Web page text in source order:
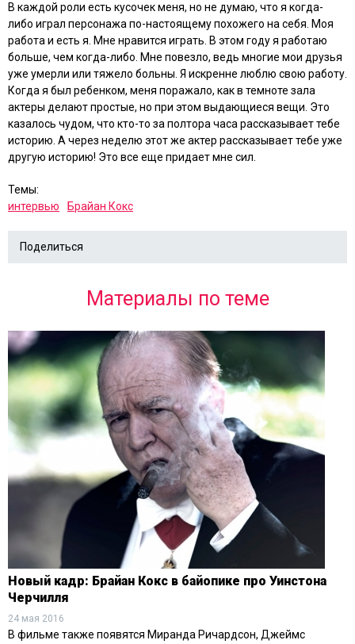
В каждой роли есть кусочек меня, но не думаю, что я когда-
либо играл персонажа по-настоящему похожего на себя. Моя
работа и есть я. Мне нравится играть. В этом году я работаю
больше, чем когда-либо. Мне повезло, ведь многие мои друзья
уже умерли или тяжело больны. Я искренне люблю свою работу.
Когда я был ребенком, меня поражало, как в темноте зала
актеры делают простые, но при этом выдающиеся вещи. Это
казалось чудом, что кто-то за полтора часа рассказывает тебе
историю. А через неделю этот же актер рассказывает тебе уже
другую историю! Это все еще придает мне сил.
Темы:
интервью
Брайан Кокс
Поделиться
Материалы по теме
Новый кадр: Брайан Кокс в байопике про Уинстона
Черчилля
24 мая 2016
В фильме также появятся Миранда Ричардсон, Джеймс